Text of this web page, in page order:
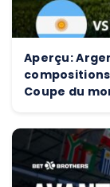
Aperçu:
Coupe du